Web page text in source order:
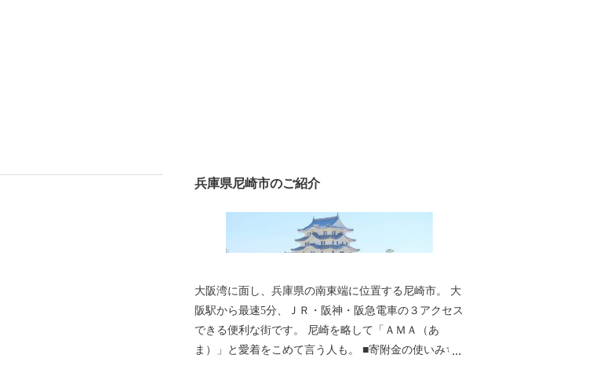
兵庫県尼崎市のご紹介
大阪湾に面し、兵庫県の南東端に位置する尼崎市。 大
阪駅から最速5分、ＪＲ・阪神・阪急電車の３アクセス
できる便利な街です。 尼崎を略して「ＡＭＡ（あ
ま）」と愛着をこめて言う人も。 ■寄附金の使いみち